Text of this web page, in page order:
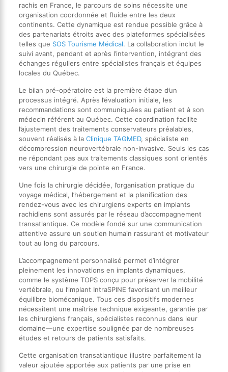
rachis en France, le parcours de soins nécessite une
organisation coordonnée et fluide entre les deux
continents. Cette dynamique est rendue possible grâce à
des partenariats étroits avec des plateformes spécialisées
telles que SOS Tourisme Médical. La collaboration inclut le
suivi avant, pendant et après l’intervention, intégrant des
échanges réguliers entre spécialistes français et équipes
locales du Québec.
Le bilan pré-opératoire est la première étape d’un
processus intégré. Après l’évaluation initiale, les
recommandations sont communiquées au patient et à son
médecin référent au Québec. Cette coordination facilite
l’ajustement des traitements conservateurs préalables,
souvent réalisés à la Clinique TAGMED, spécialiste en
décompression neurovertébrale non-invasive. Seuls les cas
ne répondant pas aux traitements classiques sont orientés
vers une chirurgie de pointe en France.
Une fois la chirurgie décidée, l’organisation pratique du
voyage médical, l’hébergement et la planification des
rendez-vous avec les chirurgiens experts en implants
rachidiens sont assurés par le réseau d’accompagnement
transatlantique. Ce modèle fondé sur une communication
attentive assure un soutien humain rassurant et motivateur
tout au long du parcours.
L’accompagnement personnalisé permet d’intégrer
pleinement les innovations en implants dynamiques,
comme le système TOPS conçu pour préserver la mobilité
vertébrale, ou l’implant IntraSPINE favorisant un meilleur
équilibre biomécanique. Tous ces dispositifs modernes
nécessitent une maîtrise technique exigeante, garantie par
les chirurgiens français, spécialistes reconnus dans leur
domaine—une expertise soulignée par de nombreuses
études et retours de patients satisfaits.
Cette organisation transatlantique illustre parfaitement la
valeur ajoutée apportée aux patients par une prise en